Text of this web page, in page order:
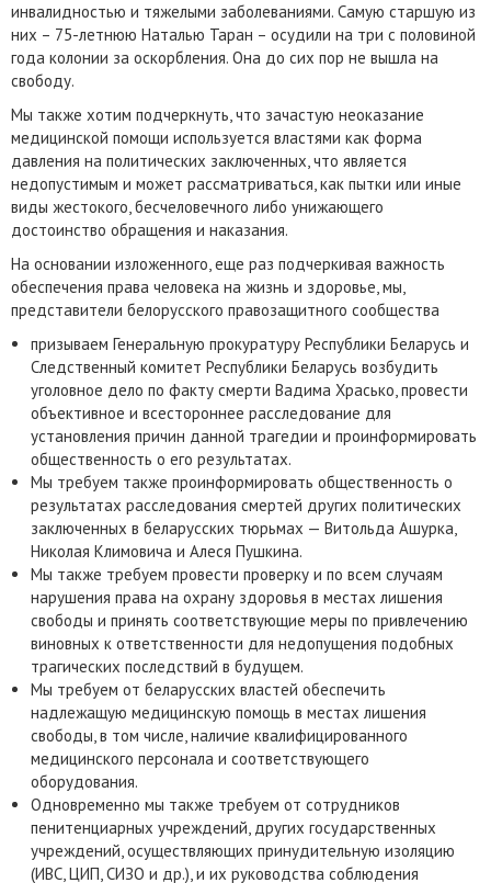
инвалидностью и тяжелыми заболеваниями. Самую старшую из
них – 75-летнюю Наталью Таран – осудили на три с половиной
года колонии за оскорбления. Она до сих пор не вышла на
свободу.
Мы также хотим подчеркнуть, что зачастую неоказание
медицинской помощи используется властями как форма
давления на политических заключенных, что является
недопустимым и может рассматриваться, как пытки или иные
виды жестокого, бесчеловечного либо унижающего
достоинство обращения и наказания.
На основании изложенного, еще раз подчеркивая важность
обеспечения права человека на жизнь и здоровье, мы,
представители белорусского правозащитного сообщества
призываем Генеральную прокуратуру Республики Беларусь и
Следственный комитет Республики Беларусь возбудить
уголовное дело по факту смерти Вадима Храсько, провести
объективное и всестороннее расследование для
установления причин данной трагедии и проинформировать
общественность о его результатах.
Мы требуем также проинформировать общественность о
результатах расследования смертей других политических
заключенных в беларусских тюрьмах — Витольда Ашурка,
Николая Климовича и Алеся Пушкина.
Мы также требуем провести проверку и по всем случаям
нарушения права на охрану здоровья в местах лишения
свободы и принять соответствующие меры по привлечению
виновных к ответственности для недопущения подобных
трагических последствий в будущем.
Мы требуем от беларусских властей обеспечить
надлежащую медицинскую помощь в местах лишения
свободы, в том числе, наличие квалифицированного
медицинского персонала и соответствующего
оборудования.
Одновременно мы также требуем от сотрудников
пенитенциарных учреждений, других государственных
учреждений, осуществляющих принудительную изоляцию
(ИВС, ЦИП, СИЗО и др.), и их руководства соблюдения